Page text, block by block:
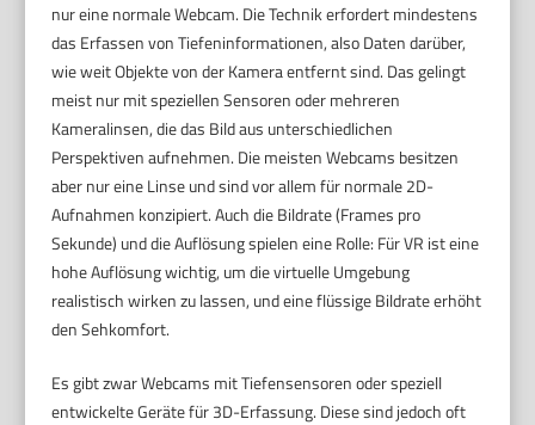
nur eine normale Webcam. Die Technik erfordert mindestens
das Erfassen von Tiefeninformationen, also Daten darüber,
wie weit Objekte von der Kamera entfernt sind. Das gelingt
meist nur mit speziellen Sensoren oder mehreren
Kameralinsen, die das Bild aus unterschiedlichen
Perspektiven aufnehmen. Die meisten Webcams besitzen
aber nur eine Linse und sind vor allem für normale 2D-
Aufnahmen konzipiert. Auch die Bildrate (Frames pro
Sekunde) und die Auflösung spielen eine Rolle: Für VR ist eine
hohe Auflösung wichtig, um die virtuelle Umgebung
realistisch wirken zu lassen, und eine flüssige Bildrate erhöht
den Sehkomfort.
Es gibt zwar Webcams mit Tiefensensoren oder speziell
entwickelte Geräte für 3D-Erfassung. Diese sind jedoch oft